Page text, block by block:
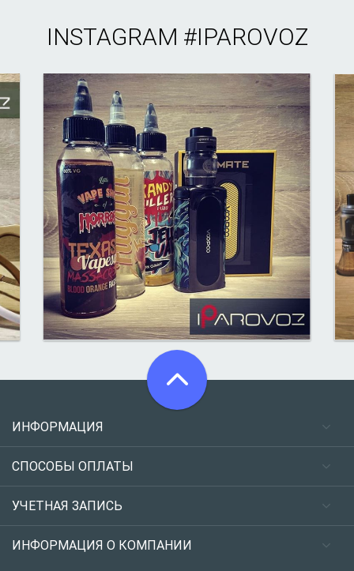
INSTAGRAM #IPAROVOZ
ИНФОРМАЦИЯ
СПОСОБЫ ОПЛАТЫ
УЧЕТНАЯ ЗАПИСЬ
ИНФОРМАЦИЯ О КОМПАНИИ